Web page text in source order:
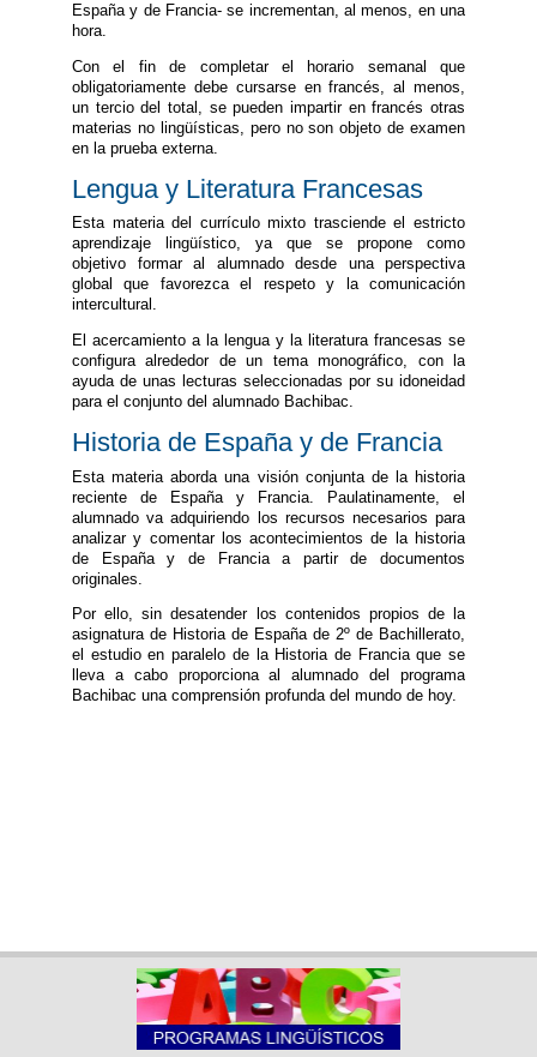
España y de Francia- se incrementan, al menos, en una
hora.
Con el fin de completar el horario semanal que
obligatoriamente debe cursarse en francés, al menos,
un tercio del total, se pueden impartir en francés otras
materias no lingüísticas, pero no son objeto de examen
en la prueba externa.
Lengua y Literatura Francesas
Esta materia del currículo mixto trasciende el estricto
aprendizaje lingüístico, ya que se propone como
objetivo formar al alumnado desde una perspectiva
global que favorezca el respeto y la comunicación
intercultural.
El acercamiento a la lengua y la literatura francesas se
configura alrededor de un tema monográfico, con la
ayuda de unas lecturas seleccionadas por su idoneidad
para el conjunto del alumnado Bachibac.
Historia de España y de Francia
Esta materia aborda una visión conjunta de la historia
reciente de España y Francia. Paulatinamente, el
alumnado va adquiriendo los recursos necesarios para
analizar y comentar los acontecimientos de la historia
de España y de Francia a partir de documentos
originales.
Por ello, sin desatender los contenidos propios de la
asignatura de Historia de España de 2º de Bachillerato,
el estudio en paralelo de la Historia de Francia que se
lleva a cabo proporciona al alumnado del programa
Bachibac una comprensión profunda del mundo de hoy.